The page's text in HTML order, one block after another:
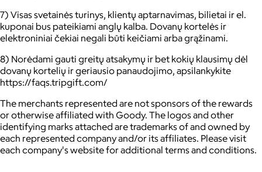
7) Visas svetainės turinys, klientų aptarnavimas, bilietai ir el.
kuponai bus pateikiami anglų kalba. Dovanų kortelės ir
elektroniniai čekiai negali būti keičiami arba grąžinami.
8) Norėdami gauti greitų atsakymų ir bet kokių klausimų dėl
dovanų kortelių ir geriausio panaudojimo, apsilankykite
https://faqs.tripgift.com/
The merchants represented are not sponsors of the rewards
or otherwise affiliated with Goody. The logos and other
identifying marks attached are trademarks of and owned by
each represented company and/or its affiliates. Please visit
each company's website for additional terms and conditions.